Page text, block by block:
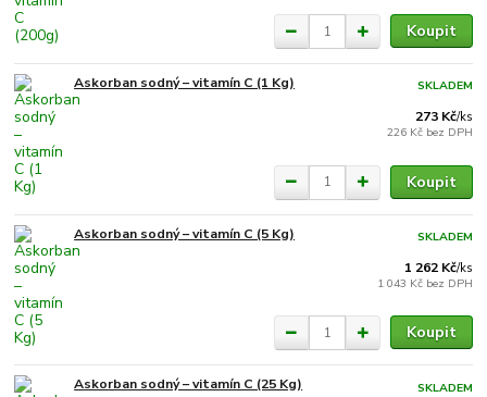
Koupit
Askorban sodný – vitamín C (1 Kg)
273 Kč/ks
226 Kč bez DPH
SKLADEM
Koupit
Askorban sodný – vitamín C (5 Kg)
1 262 Kč/ks
1 043 Kč bez DPH
SKLADEM
Koupit
Askorban sodný – vitamín C (25 Kg)
SKLADEM